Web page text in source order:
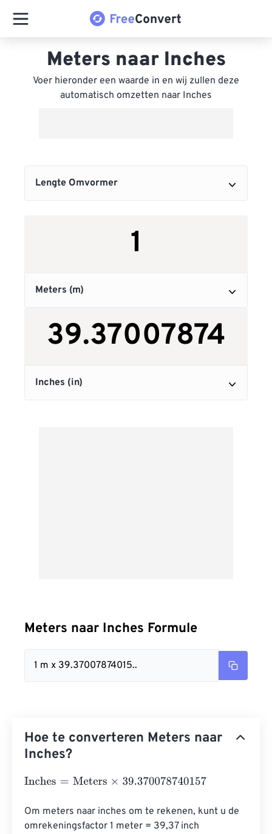
Meters naar Inches
Voer hieronder een waarde in en wij zullen deze
automatisch omzetten naar Inches
Meters naar Inches Formule
1 m x 39.37007874015..
Hoe te converteren Meters naar
Inches?
Inches= Meters×39.370078740157
Om meters naar inches om te rekenen, kunt u de
omrekeningsfactor 1 meter = 39,37 inch